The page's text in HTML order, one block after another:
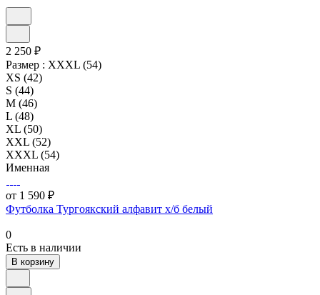
2 250 ₽
Размер : XXXL (54)
XS (42)
S (44)
M (46)
L (48)
XL (50)
XXL (52)
XXXL (54)
Именная
от 1 590 ₽
Футболка Тургоякский алфавит х/б белый
0
Есть в наличии
В корзину